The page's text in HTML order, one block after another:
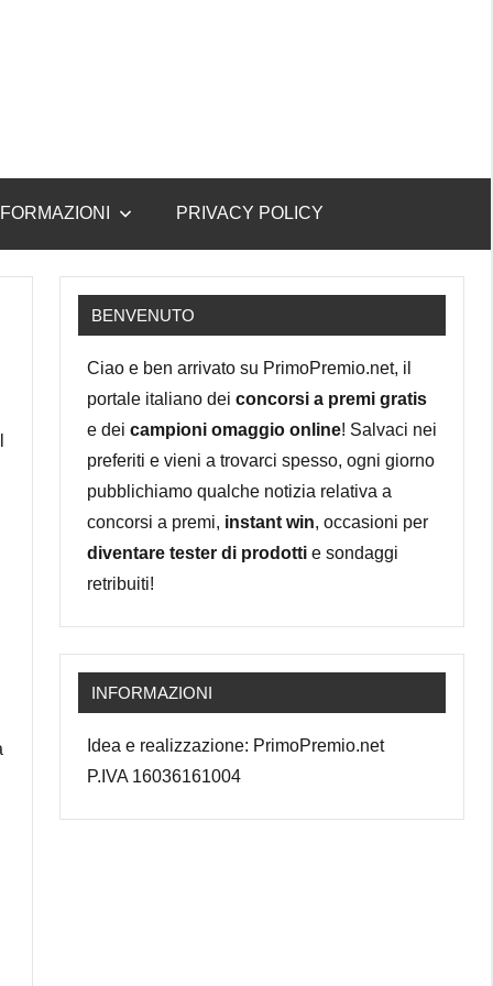
PRIVACY POLICY
BENVENUTO
Ciao e ben arrivato su PrimoPremio.net, il
portale italiano dei concorsi a premi gratis
e dei campioni omaggio online! Salvaci nei
preferiti e vieni a trovarci spesso, ogni giorno
pubblichiamo qualche notizia relativa a
concorsi a premi, instant win, occasioni per
diventare tester di prodotti e sondaggi
retribuiti!
INFORMAZIONI
Idea e realizzazione: PrimoPremio.net
P.IVA 16036161004